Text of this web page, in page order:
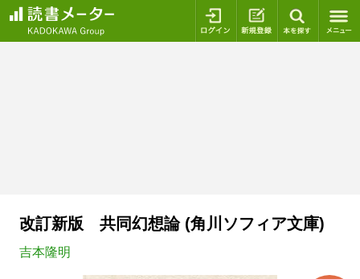
ログイン 新規登録
改訂新版 共同幻想論 (角川ソフィア文庫)
吉本隆明